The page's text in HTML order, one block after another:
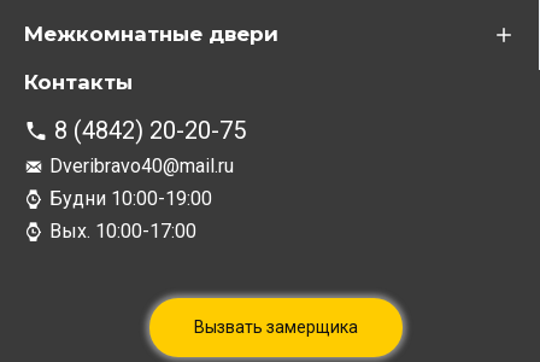
Межкомнатные двери
Контакты
8 (4842) 20-20-75
Dveribravo40@mail.ru
Будни 10:00-19:00
Вых. 10:00-17:00
Вызвать замерщика